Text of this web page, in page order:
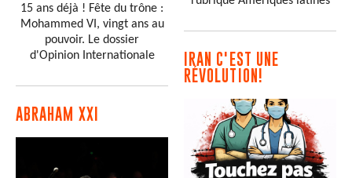
15 ans déjà ! Fête du trône :
Mohammed VI, vingt ans au
pouvoir. Le dossier
d'Opinion Internationale
ABRAHAM XXI
IRAN C'EST UNE
RÉVOLUTION!